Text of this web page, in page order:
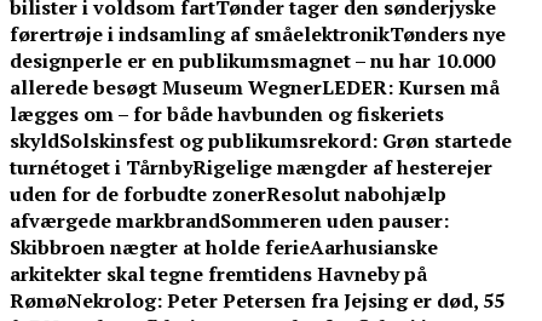
bilister i voldsom fartTønder tager den sønderjyske
førertrøje i indsamling af småelektronikTønders nye
designperle er en publikumsmagnet – nu har 10.000
allerede besøgt Museum WegnerLEDER: Kursen må
lægges om – for både havbunden og fiskeriets
skyldSolskinsfest og publikumsrekord: Grøn startede
turnétoget i TårnbyRigelige mængder af hesterejer
uden for de forbudte zonerResolut nabohjælp
afværgede markbrandSommeren uden pauser:
Skibbroen nægter at holde ferieAarhusianske
arkitekter skal tegne fremtidens Havneby på
RømøNekrolog: Peter Petersen fra Jejsing er død, 55